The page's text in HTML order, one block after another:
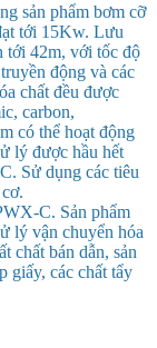
sản phẩm bơm cỡ
tới 15Kw. Lưu
tới 42m, với tốc độ
động và các
chất đều được
carbon,
có thể hoạt động
lý được hầu hết
Sử dụng các tiêu
C. Sản phẩm
lý vận chuyển hóa
chất bán dẫn, sản
giấy, các chất tẩy